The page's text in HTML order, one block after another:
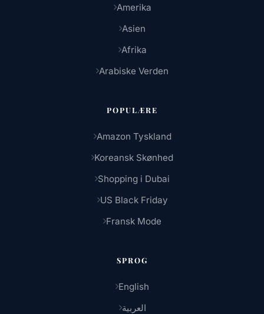
Amerika
Asien
Afrika
Arabiske Verden
POPULÆRE
Amazon Tyskland
Koreansk Skønhed
Shopping i Dubai
US Black Friday
Fransk Mode
SPROG
English
العربية